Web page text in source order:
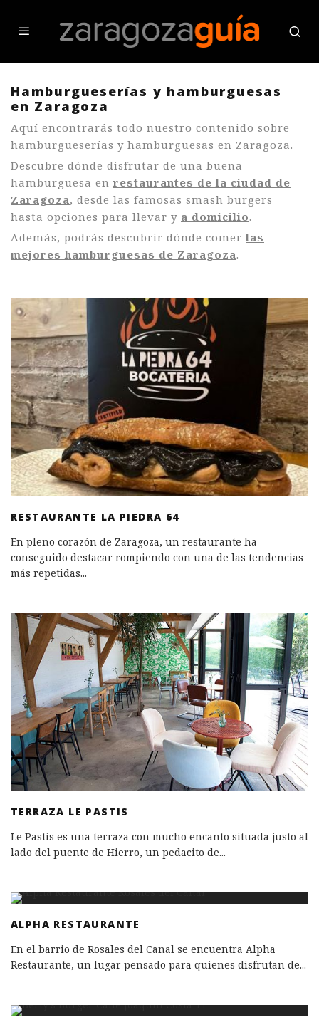
Hamburgueserías y hamburguesas
en Zaragoza
Aquí encontrarás todo nuestro contenido sobre
hamburgueserías y hamburguesas en Zaragoza.
Descubre dónde disfrutar de una buena
hamburguesa en restaurantes de la ciudad de
Zaragoza, desde las famosas smash burgers
hasta opciones para llevar y a domicilio.
Además, podrás descubrir dónde comerlas
mejores hamburguesas de Zaragoza.
RESTAURANTE LA PIEDRA 64
En pleno corazón de Zaragoza, un restaurante ha
conseguido destacar rompiendo con una de las tendencias
más repetidas...
TERRAZA LE PASTIS
Le Pastis es una terraza con mucho encanto situada justo al
lado del puente de Hierro, un pedacito de...
ALPHA RESTAURANTE
En el barrio de Rosales del Canal se encuentra Alpha
Restaurante, un lugar pensado para quienes disfrutan de...